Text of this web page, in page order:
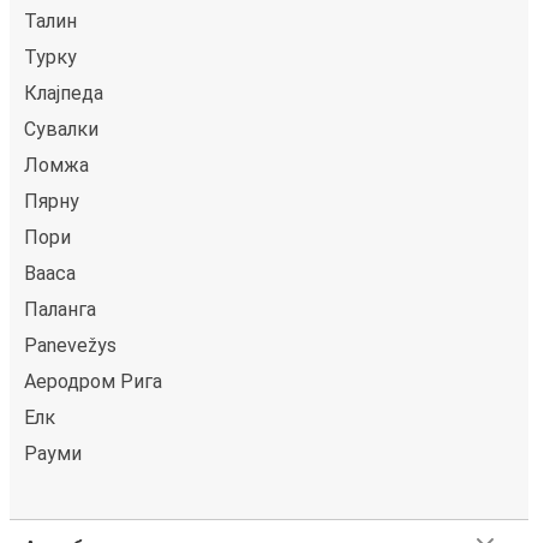
Талин
Турку
Клајпеда
Сувалки
Ломжа
Пярну
Пори
Ваaсa
Паланга
Panevežys
Аеродром Рига
Елк
Рауми